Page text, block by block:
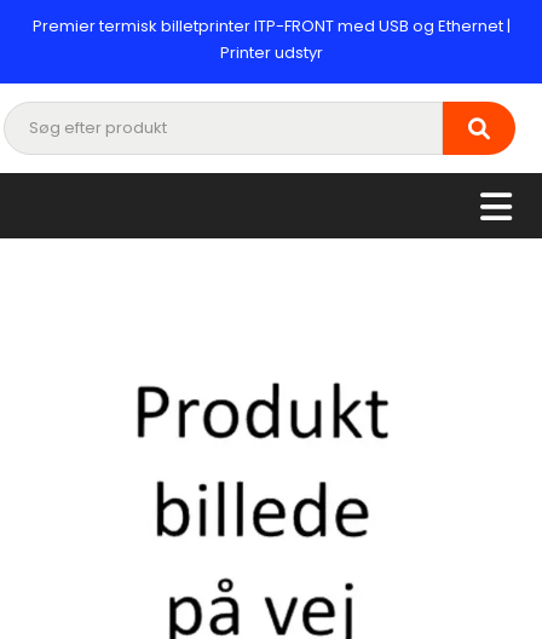
Premier termisk billetprinter ITP-FRONT med USB og Ethernet |
Printer udstyr